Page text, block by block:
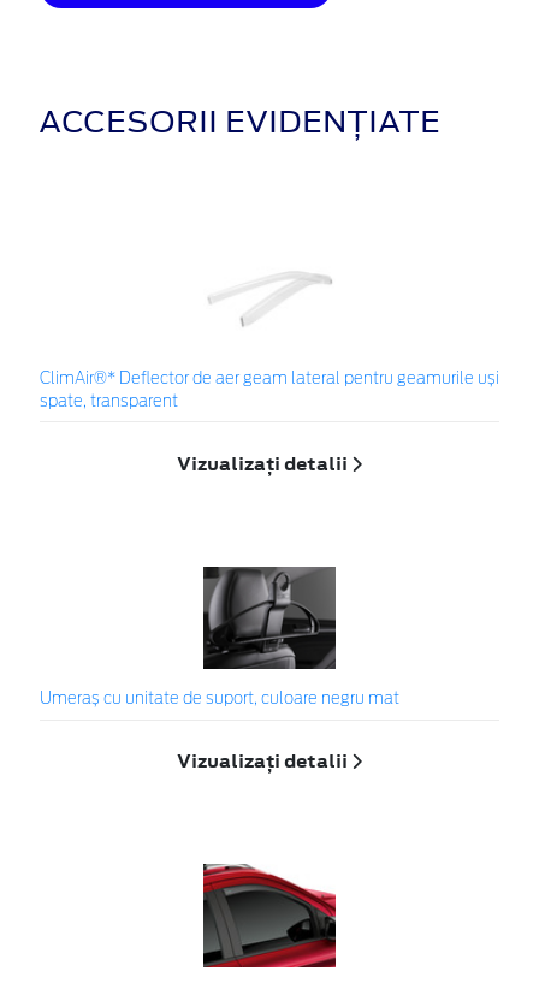
ACCESORII EVIDENȚIATE
ClimAir®* Deflector de aer geam lateral pentru geamurile uși
spate, transparent
Vizualizați detalii
Umeraș cu unitate de suport, culoare negru mat
Vizualizați detalii